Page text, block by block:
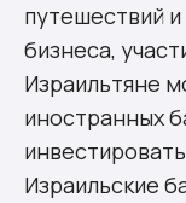
путешествий
бизнеса,
Израильтяне
иностранных
Израильские